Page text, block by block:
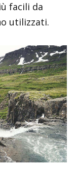
facili da
utilizzati.